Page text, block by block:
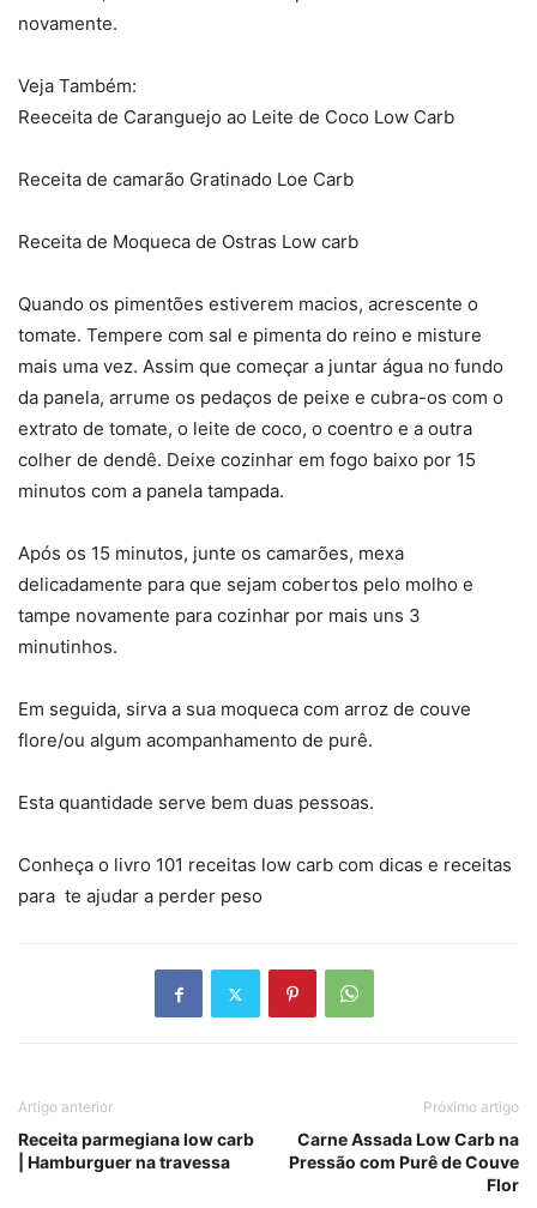
novamente.
Veja Também:
Reeceita de Caranguejo ao Leite de Coco Low Carb
Receita de camarão Gratinado Loe Carb
Receita de Moqueca de Ostras Low carb
Quando os pimentões estiverem macios, acrescente o
tomate. Tempere com sal e pimenta do reino e misture
mais uma vez. Assim que começar a juntar água no fundo
da panela, arrume os pedaços de peixe e cubra-os com o
extrato de tomate, o leite de coco, o coentro e a outra
colher de dendê. Deixe cozinhar em fogo baixo por 15
minutos com a panela tampada.
Após os 15 minutos, junte os camarões, mexa
delicadamente para que sejam cobertos pelo molho e
tampe novamente para cozinhar por mais uns 3
minutinhos.
Em seguida, sirva a sua moqueca com arroz de couve
flore/ou algum acompanhamento de purê.
Esta quantidade serve bem duas pessoas.
Conheça o livro 101 receitas low carb com dicas e receitas
para te ajudar a perder peso
Artigo anterior
Receita parmegiana low carb
| Hamburguer na travessa
Próximo artigo
Carne Assada Low Carb na
Pressão com Purê de Couve
Flor